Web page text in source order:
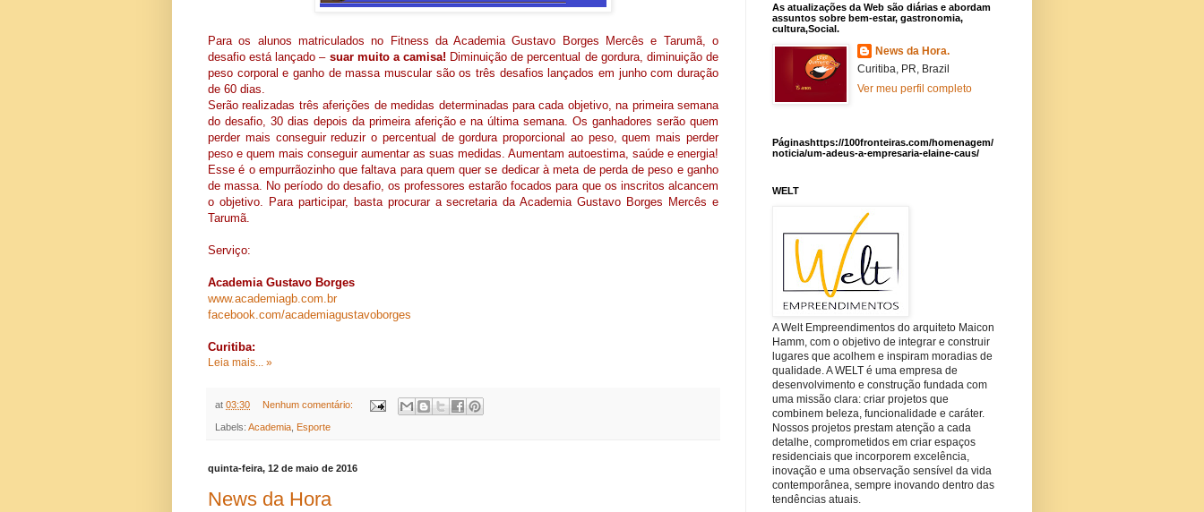
Para os alunos matriculados no Fitness da Academia Gustavo Borges Mercês e Tarumã, o
desafio está lançado – suar muito a camisa! Diminuição de percentual de gordura, diminuição de
peso corporal e ganho de massa muscular são os três desafios lançados em junho com duração
de 60 dias.
Serão realizadas três aferições de medidas determinadas para cada objetivo, na primeira semana
do desafio, 30 dias depois da primeira aferição e na última semana. Os ganhadores serão quem
perder mais conseguir reduzir o percentual de gordura proporcional ao peso, quem mais perder
peso e quem mais conseguir aumentar as suas medidas. Aumentam autoestima, saúde e energia!
Esse é o empurrãozinho que faltava para quem quer se dedicar à meta de perda de peso e ganho
de massa. No período do desafio, os professores estarão focados para que os inscritos alcancem
o objetivo. Para participar, basta procurar a secretaria da Academia Gustavo Borges Mercês e
Tarumã.
Serviço:
Academia Gustavo Borges
www.academiagb.com.br
facebook.com/academiagustavoborges
Curitiba:
Leia mais... »
at 03:30 Nenhum comentário:
Labels: Academia Esporte
quinta-feira, 12 de maio de 2016
News da Hora
As atualizações da Web são diárias e abordam
assuntos sobre bem-estar, gastronomia,
cultura,Social.
News da Hora.
Curitiba, PR, Brazil
Ver meu perfil completo
Páginashttps://100fronteiras.com/homenagem/
noticia/um-adeus-a-empresaria-elaine-caus/
WELT
A Welt Empreendimentos do arquiteto Maicon
Hamm, com o objetivo de integrar e construir
lugares que acolhem e inspiram moradias de
qualidade. A WELT é uma empresa de
desenvolvimento e construção fundada com
uma missão clara: criar projetos que
combinem beleza, funcionalidade e caráter.
Nossos projetos prestam atenção a cada
detalhe, comprometidos em criar espaços
residenciais que incorporem excelência,
inovação e uma observação sensível da vida
contemporânea, sempre inovando dentro das
tendências atuais.